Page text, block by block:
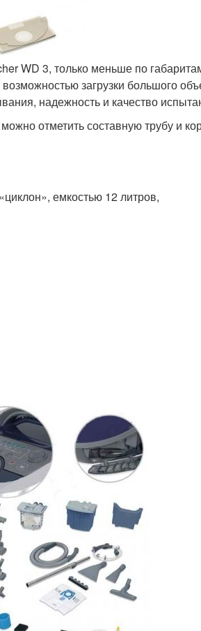
WD 3, только меньше по
загрузки большого
надежность и качество
отметить составную трубу и
емкостью 12 литров,